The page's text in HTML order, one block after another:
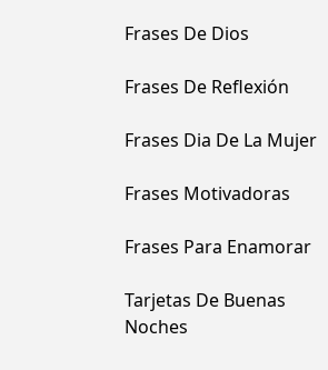
Frases De Dios
Frases De Reflexión
Frases Dia De La Mujer
Frases Motivadoras
Frases Para Enamorar
Tarjetas De Buenas
Noches